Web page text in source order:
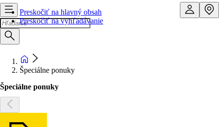
Preskočiť na hlavný obsah
Preskočiť na vyhľadávanie
Špeciálne ponuky
Špeciálne ponuky